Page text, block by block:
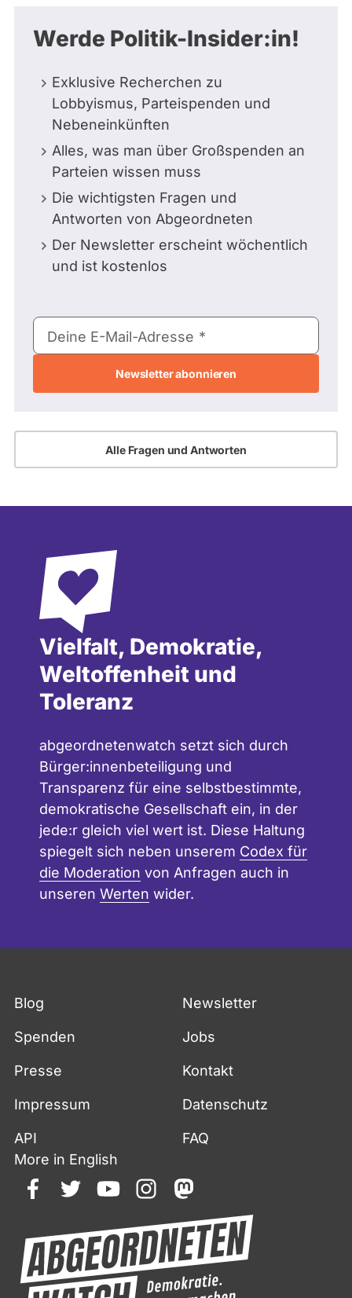
Werde Politik-Insider:in!
Exklusive Recherchen zu
Lobbyismus, Parteispenden und
Nebeneinkünften
Alles, was man über Großspenden an
Parteien wissen muss
Die wichtigsten Fragen und
Antworten von Abgeordneten
Der Newsletter erscheint wöchentlich
und ist kostenlos
E-
Mail-
Deine E-Mail-Adresse
Alle Fragen und Antworten
Vielfalt, Demokratie,
Weltoffenheit und
Toleranz
abgeordnetenwatch setzt sich durch
Bürger:innenbeteiligung und
Transparenz für eine selbstbestimmte,
demokratische Gesellschaft ein, in der
jede:r gleich viel wert ist. Diese Haltung
spiegelt sich neben unserem Codex für
die Moderation von Anfragen auch in
unseren Werten wider.
Blog Newsletter
Spenden Jobs
Presse Kontakt
Impressum Datenschutz
API
FAQ
More in English
facebooktwitteryoutubeinstagrammastodon